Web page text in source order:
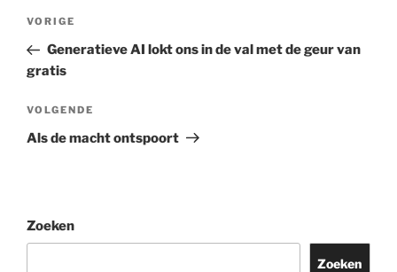
Berichtnavigatie
Vorig
bericht
VORIGE
Generatieve AI lokt ons in de val met de geur van
gratis
Volgend
bericht
VOLGENDE
Als de macht ontspoort
Zoeken
Zoeken